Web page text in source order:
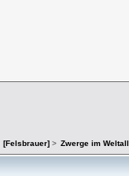
[Felsbrauer]> Zwerge im